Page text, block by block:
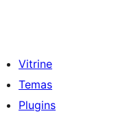
Vitrine
Temas
Plugins